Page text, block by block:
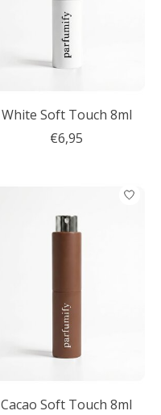
White Soft Touch 8ml
€6,95
Cacao Soft Touch 8ml